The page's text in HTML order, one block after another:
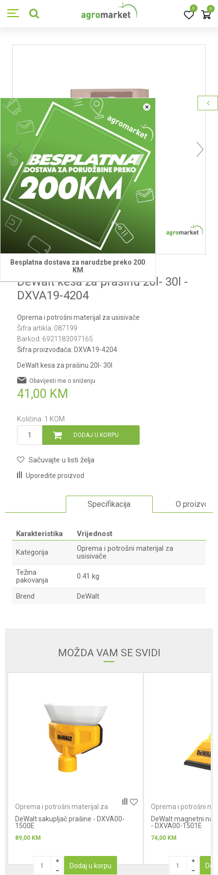
0 0
×
Besplatna dostava za narudzbe preko 200
KM
2
DeWalt
DeWalt kesa za prašinu 20l- 30l -
DXVA19-4204
Oprema i potrošni materijal za usisivače
Šifra artikla: 087199
Barkod: 6921183097165
Šifra proizvođača: DXVA19-4204
DeWalt kesa za prašinu 20l- 30l
41,00 KM
Obavijesti me o sniženju
Količina: 1 KOM
DODAJ U KORPU
Sačuvajte u listi želja
Uporedite proizvod
Specifikacija O proizvodu
Karakteristika Vrijednost
Kategorija
Oprema i potrošni materijal za
usisivače
Težina
pakovanja
0.41 kg
Brend DeWalt
POŠALJI
MOŽDA VAM SE SVIDI
Oprema i potrošni materijal za
DeWalt sakupljač prašine - DXVA00-
1500E
89,00 KM
Dodaj u korpu
Oprema i potrošni
DeWalt magnetni
- DXVA00-1501E
74,00 KM